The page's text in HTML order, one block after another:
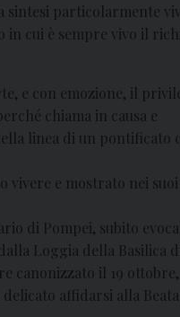
sintesi particolarmente
in cui è sempre vivo il
e con emozione, il
chiama in causa e
linea di un pontificato
vivere e mostrato nei suoi
di Pompei, subito
Loggia della Basilica
canonizzato il 19
affidarsi alla Beata